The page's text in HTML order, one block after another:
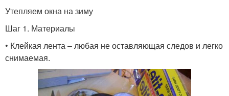
Утепляем окна на зиму
Шаг 1. Материалы
• Клейкая лента – любая не оставляющая следов и легко
снимаемая.